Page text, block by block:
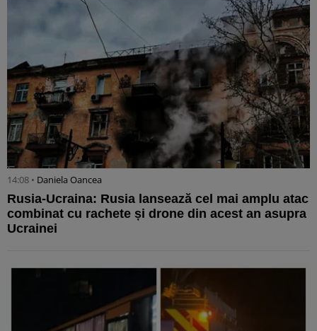
14:08 • Daniela Oancea
Rusia-Ucraina: Rusia lansează cel mai amplu atac
combinat cu rachete și drone din acest an asupra
Ucrainei